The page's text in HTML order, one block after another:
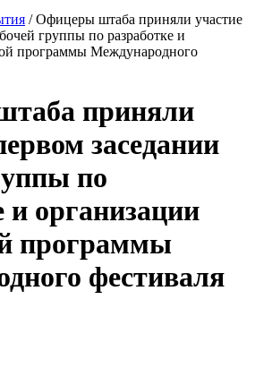
/ Офицеры штаба приняли участие
группы по разработке и
программы Международного
приняли
заседании
по
и организации
программы
фестиваля